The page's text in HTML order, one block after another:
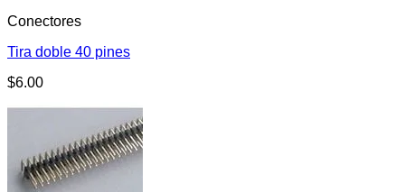
Conectores
Tira doble 40 pines
$6.00